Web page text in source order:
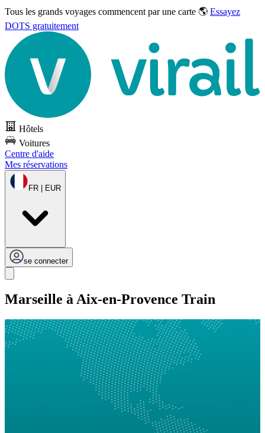
Tous les grands voyages commencent par une carte 🌎 Essayez
DOTS gratuitement
Hôtels
Voitures
Centre d'aide
Mes réservations
FR | EUR
se connecter
Marseille à Aix-en-Provence Train